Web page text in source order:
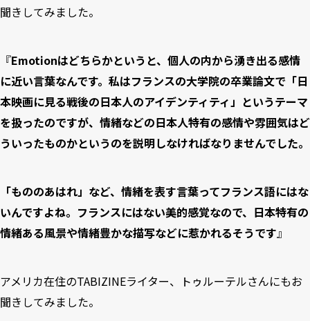
聞きしてみました。
『Emotionはどちらかというと、個人の内から湧き出る感情
に近い言葉なんです。私はフランスの大学院の卒業論文で「日
本映画に見る戦後の日本人のアイデンティティ」というテーマ
を扱ったのですが、情緒などの日本人特有の感情や雰囲気はど
ういったものかというのを説明しなければなりませんでした。
「もののあはれ」など、情緒を表す言葉ってフランス語にはな
いんですよね。フランスにはない美的感覚なので、日本特有の
情緒ある風景や情緒豊かな描写などに惹かれるそうです』
アメリカ在住のTABIZINEライター、 トゥルーテルさんにもお
聞きしてみました。